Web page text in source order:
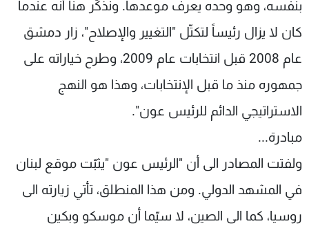
بنفسه، وهو وحده يعرف موعدها. ونذكّر هنا أنه عندما
كان لا يزال رئيساً لتكتّل "التغيير والإصلاح"، زار دمشق
عام 2008 قبل انتخابات عام 2009، وطرح خياراته على
جمهوره منذ ما قبل الإنتخابات، وهذا هو النهج
الاستراتيجي الدائم للرئيس عون".
مبادرة...
ولفتت المصادر الى أن "الرئيس عون "يثبّت موقع لبنان
في المشهد الدولي. ومن هذا المنطلق، تأتي زيارته الى
روسيا، كما الى الصين، لا سيّما أن موسكو وبكين